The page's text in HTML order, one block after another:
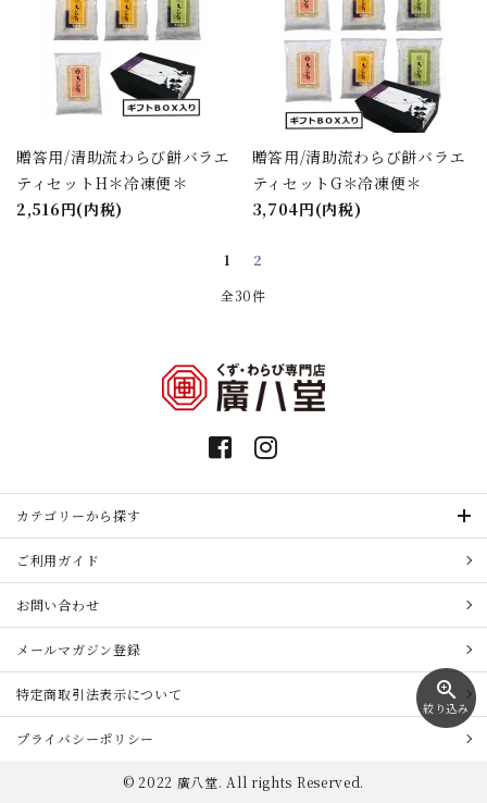
贈答用/清助流わらび餅バラエ
ティセットH＊冷凍便＊
2,516円(内税)
贈答用/清助流わらび餅バラエ
ティセットG＊冷凍便＊
3,704円(内税)
1
2
全30件
zoom_in
絞り込み
カテゴリーから探す
ご利用ガイド
お問い合わせ
メールマガジン登録
特定商取引法表示について
プライバシーポリシー
© 2022 廣八堂. All rights Reserved.